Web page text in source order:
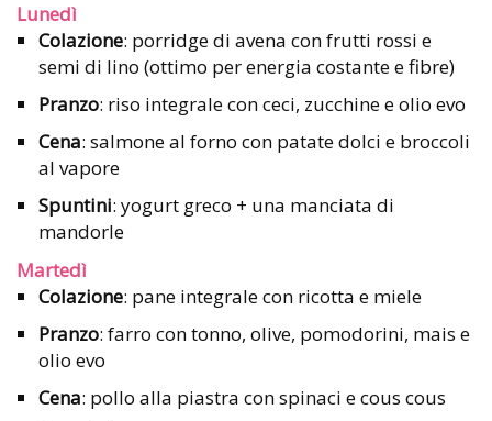
Lunedì
Colazione: porridge di avena con frutti rossi e
semi di lino (ottimo per energia costante e fibre)
Pranzo: riso integrale con ceci, zucchine e olio evo
Cena: salmone al forno con patate dolci e broccoli
al vapore
Spuntini: yogurt greco + una manciata di
mandorle
Martedì
Colazione: pane integrale con ricotta e miele
Pranzo: farro con tonno, olive, pomodorini, mais e
olio evo
Cena: pollo alla piastra con spinaci e cous cous